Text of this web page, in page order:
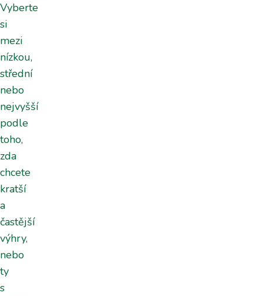
Vyberte
si
mezi
nízkou,
střední
nebo
nejvyšší
podle
toho,
zda
chcete
kratší
a
častější
výhry,
nebo
ty
s